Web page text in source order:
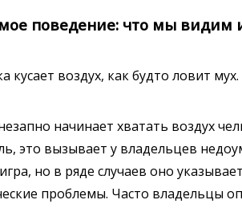
поведение: что мы видим
начинает хватать воздух
это вызывает у владельцев
но в ряде случаев оно
проблемы. Часто владельцы